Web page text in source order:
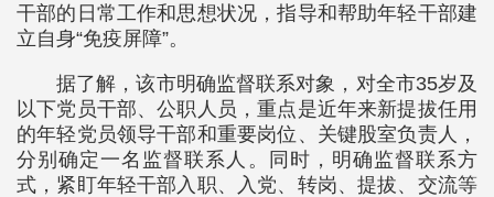
干部的日常工作和思想状况，指导和帮助年轻干部建
立自身“免疫屏障”。
据了解，该市明确监督联系对象，对全市35岁及
以下党员干部、公职人员，重点是近年来新提拔任用
的年轻党员领导干部和重要岗位、关键股室负责人，
分别确定一名监督联系人。同时，明确监督联系方
式，紧盯年轻干部入职、入党、转岗、提拔、交流等